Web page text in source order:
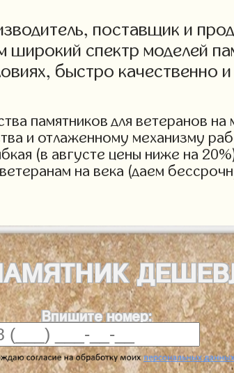
поставщик и
спектр моделей
быстро
памятников для ветеранов на
и отлаженному механизму
(в августе цены ниже на
на века (даем
Впишите номер: